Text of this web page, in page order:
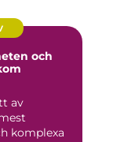
och
av
komplexa